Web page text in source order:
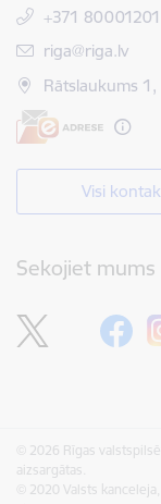
+371 80001201
E-pasts:
riga@riga.lv
Rātslaukums 1,
Visi
Sekojiet mums
© 2026 Rīgas
aizsargātas.
© 2020 Valsts